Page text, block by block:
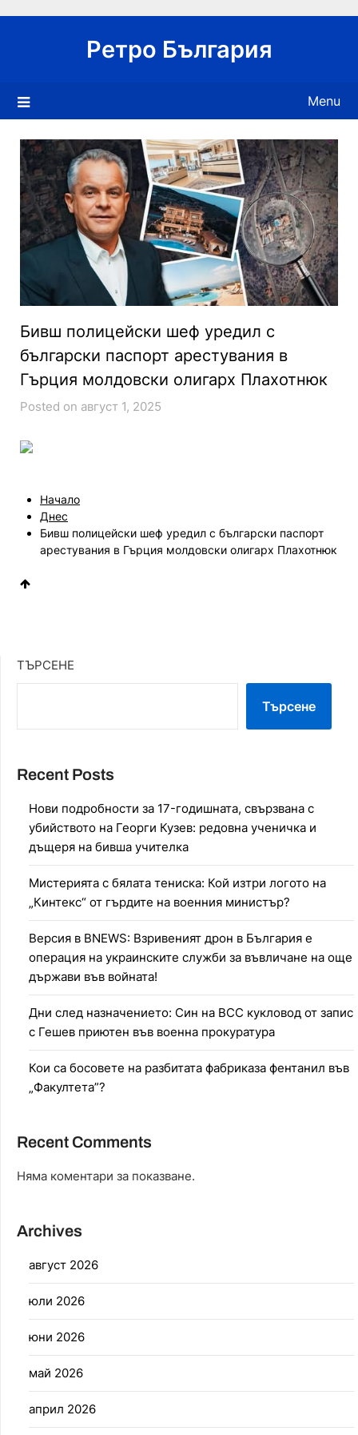
Ретро България
Menu
Бивш полицейски шеф уредил с
български паспорт арестувания в
Гърция молдовски олигарх Плахотнюк
Posted on август 1, 2025
Начало
Днес
Бивш полицейски шеф уредил с български паспорт
арестувания в Гърция молдовски олигарх Плахотнюк
ТЪРСЕНЕ
Търсене
Recent Posts
Нови подробности за 17-годишната, свързвана с
убийството на Георги Кузев: редовна ученичка и
дъщеря на бивша учителка
Мистерията с бялата тениска: Кой изтри логото на
„Кинтекс“ от гърдите на военния министър?
Версия в BNEWS: Взривеният дрон в България е
операция на украинските служби за въвличане на още
държави във войната!
Дни след назначението: Син на ВСС кукловод от запис
с Гешев приютен във военна прокуратура
Кои са босовете на разбитата фабриказа фентанил във
„Факултета”?
Recent Comments
Няма коментари за показване.
Archives
август 2026
юли 2026
юни 2026
май 2026
април 2026